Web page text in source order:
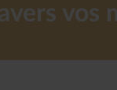
vos